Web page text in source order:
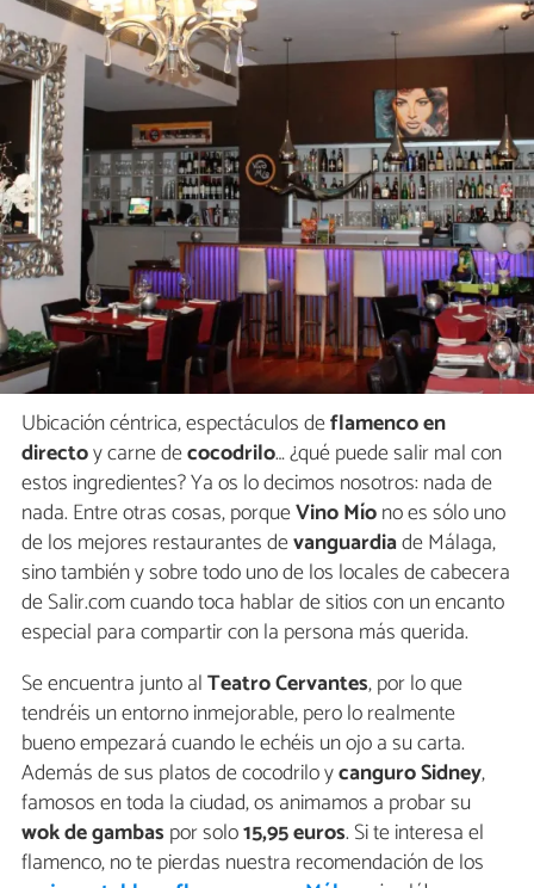
Ubicación céntrica, espectáculos deflamenco en
directoy carne decocodrilo… ¿qué puede salir mal con
estos ingredientes? Ya os lo decimos nosotros: nada de
nada. Entre otras cosas, porqueVino Míono es sólo uno
de los mejores restaurantes devanguardiade Málaga,
sino también y sobre todo uno de los locales de cabecera
de Salir.com cuando toca hablar de sitios con un encanto
especial para compartir con la persona más querida.
Se encuentra junto alTeatro Cervantes, por lo que
tendréis un entorno inmejorable, pero lo realmente
bueno empezará cuando le echéis un ojo a su carta.
Además de sus platos de cocodrilo ycanguro Sidney,
famosos en toda la ciudad, os animamos a probar su
wok de gambas por solo15,95 euros. Si te interesa el
flamenco, no te pierdas nuestra recomendación de los